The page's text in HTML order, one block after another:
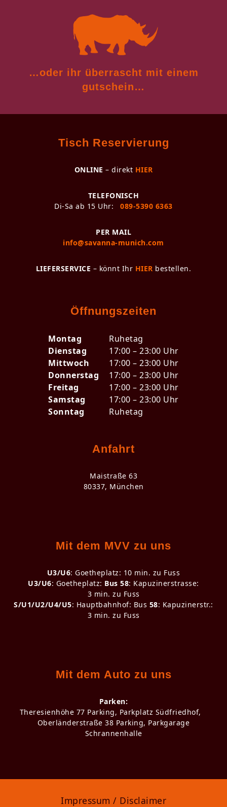
…oder ihr überrascht mit einem
gutschein…
Tisch Reservierung
ONLINE – direkt HIER
TELEFONISCH
Di-Sa ab 15 Uhr:
089-5390 6363
PER MAIL
info@savanna-munich.com
LIEFERSERVICE – könnt Ihr HIER bestellen.
Öffnungszeiten
Montag
Ruhetag
Dienstag
17:00 – 23:00 Uhr
Mittwoch
17:00 – 23:00 Uhr
Donnerstag
17:00 – 23:00 Uhr
Freitag
17:00 – 23:00 Uhr
Samstag
17:00 – 23:00 Uhr
Sonntag
Ruhetag
Anfahrt
Maistraße 63
80337, München
Mit dem MVV zu uns
U3/U6: Goetheplatz: 10 min. zu Fuss
U3/U6: Goetheplatz: Bus 58: Kapuzinerstrasse:
3 min. zu Fuss
S/U1/U2/U4/U5: Hauptbahnhof: Bus 58: Kapuzinerstr.:
3 min. zu Fuss
Mit dem Auto zu uns
Parken:
Theresienhöhe 77 Parking, Parkplatz Südfriedhof,
Oberländerstraße 38 Parking, Parkgarage
Schrannenhalle
Impressum / Disclaimer